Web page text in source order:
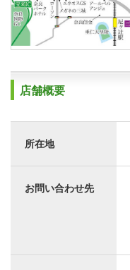
店舗概要
所在地
お問い合わせ先